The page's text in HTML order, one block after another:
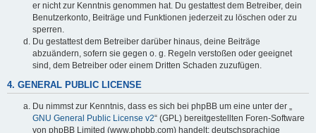
er nicht zur Kenntnis genommen hat. Du gestattest dem Betreiber, dein
Benutzerkonto, Beiträge und Funktionen jederzeit zu löschen oder zu
sperren.
Du gestattest dem Betreiber darüber hinaus, deine Beiträge
abzuändern, sofern sie gegen o. g. Regeln verstoßen oder geeignet
sind, dem Betreiber oder einem Dritten Schaden zuzufügen.
4. GENERAL PUBLIC LICENSE
Du nimmst zur Kenntnis, dass es sich bei phpBB um eine unter der „
GNU General Public License v2“ (GPL) bereitgestellten Foren-Software
von phpBB Limited (www.phpbb.com) handelt; deutschsprachige